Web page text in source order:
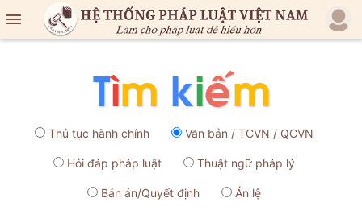

Thủ tục hành chính Văn bản / TCVN / QCVN
Hỏi đáp pháp luật Thuật ngữ pháp lý
Bản án/Quyết định Án lệ